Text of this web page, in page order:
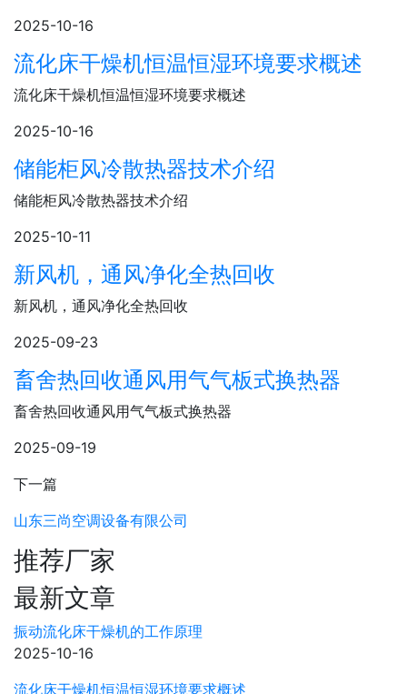
2025-10-16
流化床干燥机恒温恒湿环境要求概述
流化床干燥机恒温恒湿环境要求概述
2025-10-16
储能柜风冷散热器技术介绍
储能柜风冷散热器技术介绍
2025-10-11
新风机，通风净化全热回收
新风机，通风净化全热回收
2025-09-23
畜舍热回收通风用气气板式换热器
畜舍热回收通风用气气板式换热器
2025-09-19
下一篇
山东三尚空调设备有限公司
推荐厂家
最新文章
振动流化床干燥机的工作原理
2025-10-16
流化床干燥机恒温恒湿环境要求概述